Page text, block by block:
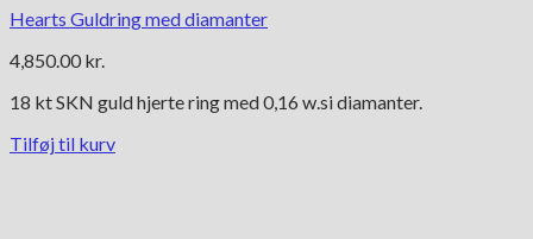
Hearts Guldring med diamanter
4,850.00 kr.
18 kt SKN guld hjerte ring med 0,16 w.si diamanter.
Tilføj til kurv